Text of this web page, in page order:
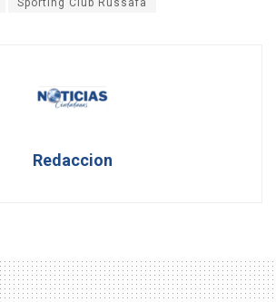
Sporting Club Russafa
Redaccion